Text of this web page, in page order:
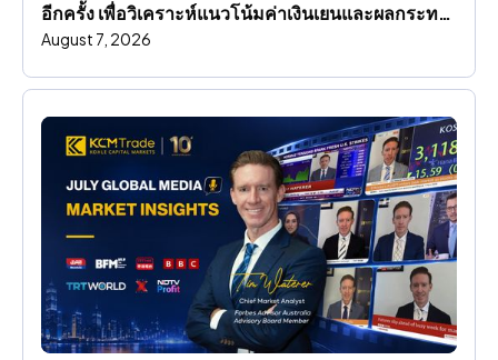
อีกครั้ง เพื่อวิเคราะห์แนวโน้มค่าเงินเยนและผลกระทบ
ต่อตลาดโลก
August 7, 2026